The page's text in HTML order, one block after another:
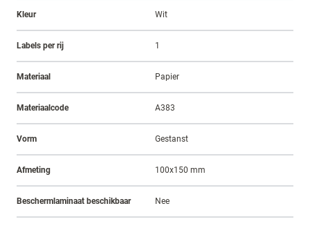
Kleur Wit
Labels per rij 1
Materiaal Papier
Materiaalcode A383
Vorm Gestanst
Afmeting 100x150 mm
Beschermlaminaat beschikbaar Nee